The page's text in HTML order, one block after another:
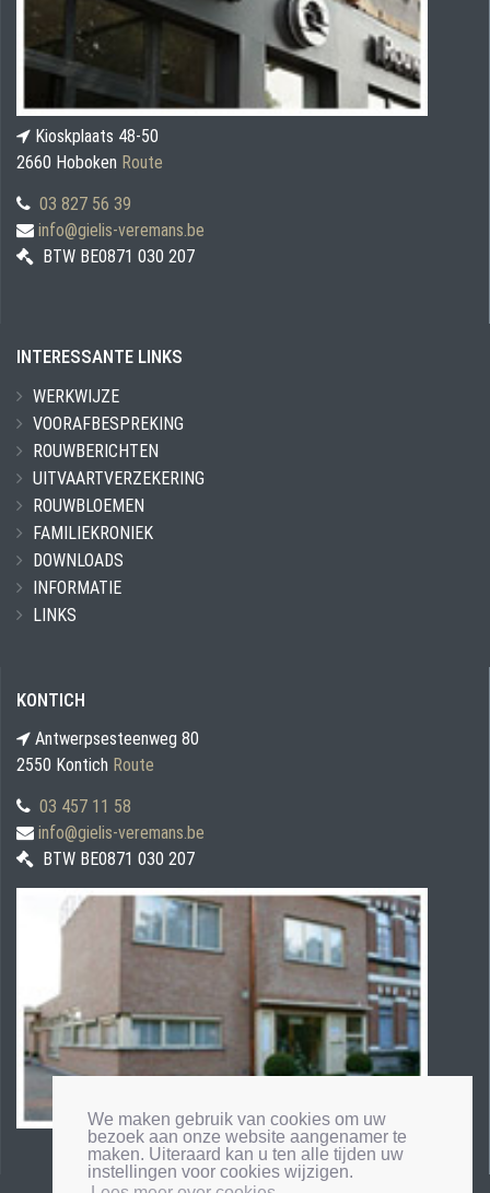
We maken gebruik van cookies om uw
bezoek aan onze website aangenamer te
maken. Uiteraard kan u ten alle tijden uw
instellingen voor cookies wijzigen.
Kioskplaats 48-50
2660 Hoboken Route
03 827 56 39
info@gielis-veremans.be
BTW BE0871 030 207
INTERESSANTE LINKS
WERKWIJZE
VOORAFBESPREKING
ROUWBERICHTEN
UITVAARTVERZEKERING
ROUWBLOEMEN
FAMILIEKRONIEK
DOWNLOADS
INFORMATIE
LINKS
KONTICH
Antwerpsesteenweg 80
2550 Kontich Route
03 457 11 58
info@gielis-veremans.be
BTW BE0871 030 207